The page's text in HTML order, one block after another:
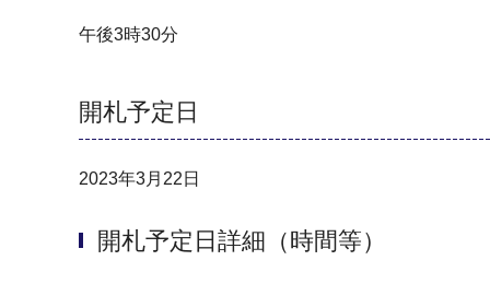
午後3時30分
開札予定日
2023年3月22日
開札予定日詳細（時間等）